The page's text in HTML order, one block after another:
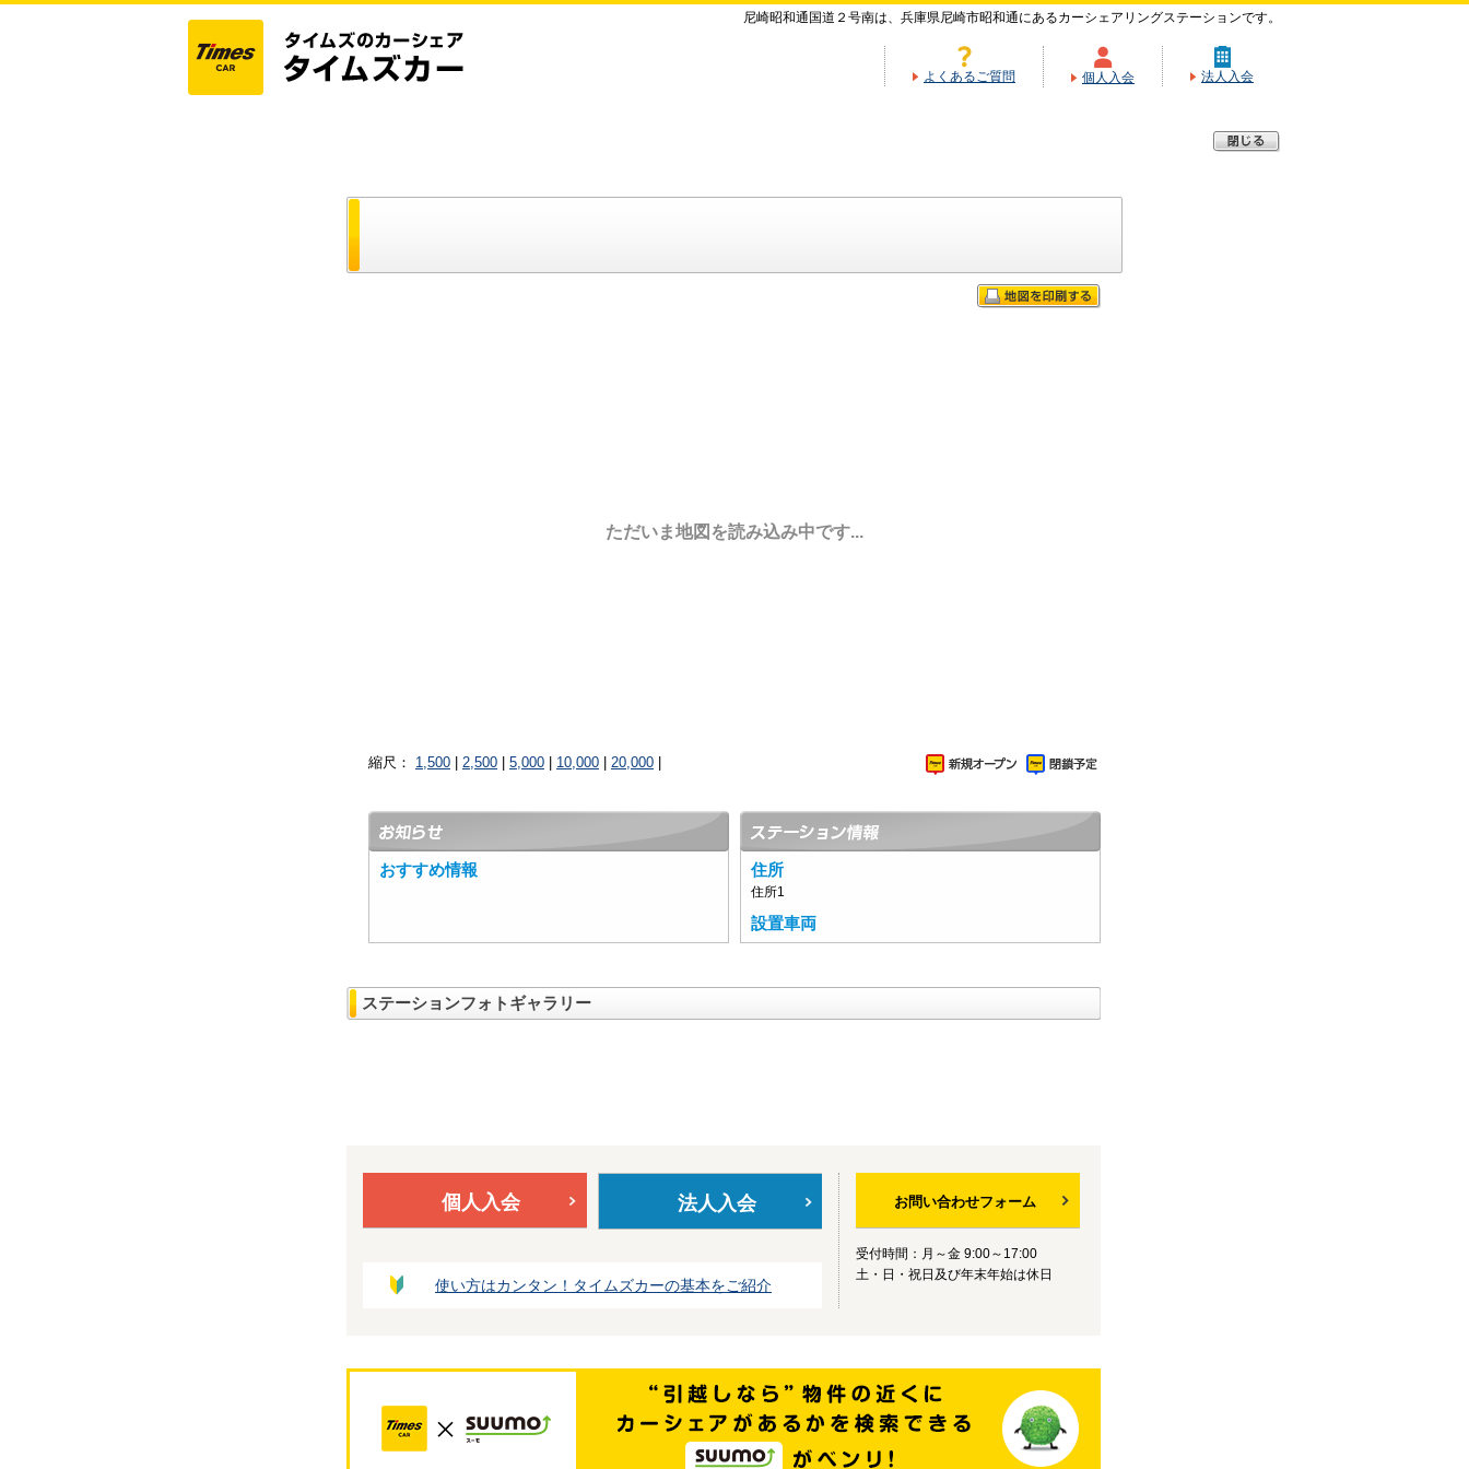
尼崎昭和通国道２号南は、兵庫県尼崎市昭和通にあるカーシェアリングステーションです。
よくあるご質問 個人入会 法人入会
ただいま地図を読み込み中です...
縮尺： 1,500 2,500 5,000 10,000 20,000
おすすめ情報 住所
住所1
設置車両
ステーションフォトギャラリー
個人入会 法人入会
使い方はカンタン！タイムズカーの基本をご紹介
お問い合わせフォーム
受付時間：月～金 9:00～17:00
土・日・祝日及び年末年始は休日